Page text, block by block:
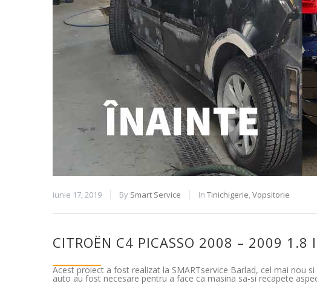
iunie 17, 2019 By Smart Service In Tinichigerie,Vopsitorie
CITROËN C4 PICASSO 2008 – 2009 1.8
Acest proiect a fost realizat la SMARTservice Barlad, cel mai nou
auto au fost necesare pentru a face ca masina sa-si recapete